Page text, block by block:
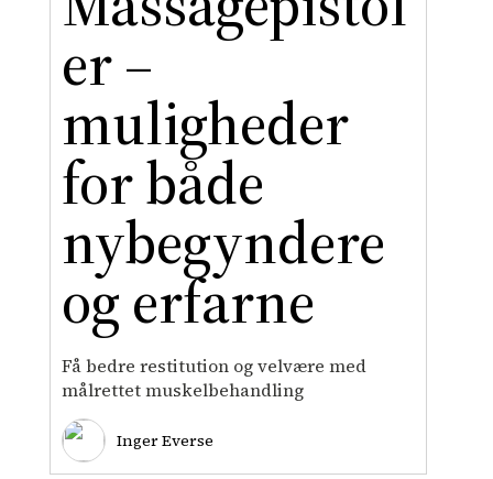
er –
muligheder
for både
nybegyndere
og erfarne
Få bedre restitution og velvære med
målrettet muskelbehandling
Inger Everse